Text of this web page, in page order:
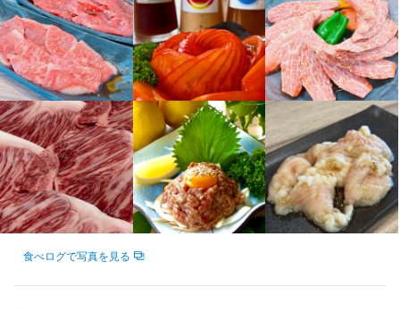
食べログで写真を見る
連絡先
027-288-8854
法人名・事業者名
焼肉レストラン松姫
最終更新日2025/09/01